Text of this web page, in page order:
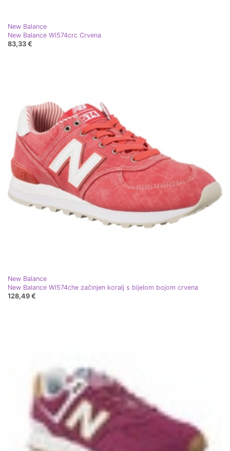
New Balance
New Balance Wl574crc Crvena
83,33 €
New Balance
New Balance Wl574che začinjen koralj s bijelom bojom crvena
128,49 €